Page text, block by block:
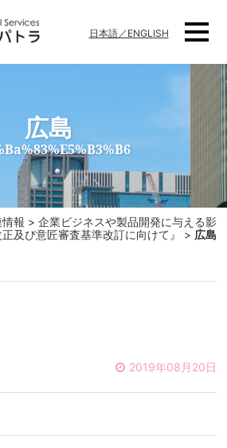
日本語／ENGLISH
広島
報 > 企業ビジネスや製品開発に与える影
及び意匠審査基準改訂に向けて』
> 広島
2019年08月20日